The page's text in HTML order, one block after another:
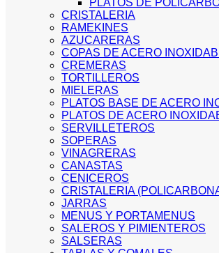
PLATOS DE
CRISTALERIA
RAMEKINES
AZUCARERAS
COPAS DE ACERO
CREMERAS
TORTILLEROS
MIELERAS
PLATOS BASE DE ACERO
PLATOS DE ACERO
SERVILLETEROS
SOPERAS
VINAGRERAS
CANASTAS
CENICEROS
CRISTALERIA
JARRAS
MENUS Y PORTAMENUS
SALEROS Y PIMIENTEROS
SALSERAS